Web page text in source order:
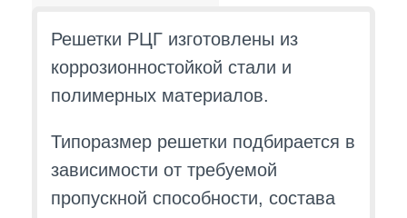
Решетки РЦГ изготовлены из
коррозионностойкой стали и
полимерных материалов.
Типоразмер решетки подбирается в
зависимости от требуемой
пропускной способности, состава